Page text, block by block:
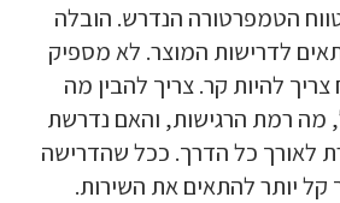
הטמפרטורה הנדרש. הובלה
לדרישות המוצר. לא מספיק
להיות קר. צריך להבין מה
מה רמת הרגישות, והאם נדרשת
לאורך כל הדרך. ככל שהדרישה
קל יותר להתאים את השירות.